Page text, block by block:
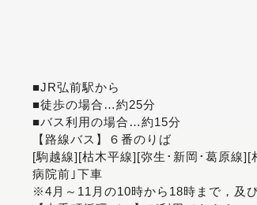
■JR弘前駅から
■徒歩の場合…約25分
■バス利用の場合…約15分
【路線バス】６番のりば
[駒越線][枯木平線][弥生･新岡･葛原線
病院前｣下車
※4月～11月の10時から18時まで，及